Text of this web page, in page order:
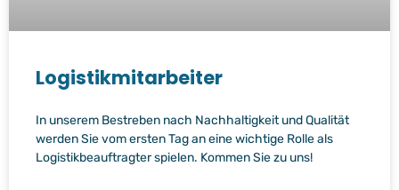
Logistikmitarbeiter
In unserem Bestreben nach Nachhaltigkeit und Qualität
werden Sie vom ersten Tag an eine wichtige Rolle als
Logistikbeauftragter spielen. Kommen Sie zu uns!